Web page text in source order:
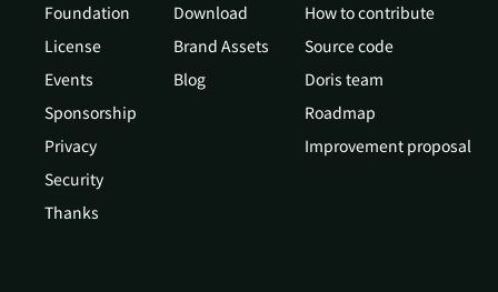
Foundation
License
Events
Sponsorship
Privacy
Security
Thanks
Download
Brand Assets
Blog
How to contribute
Source code
Doris team
Roadmap
Improvement proposal